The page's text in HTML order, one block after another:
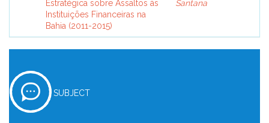
Estratégica sobre Assaltos às
Instituições Financeiras na
Bahia (2011-2015)
Santana
SUBJECT